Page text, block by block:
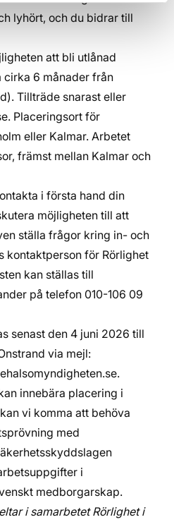
lyhört, och du bidrar till
att bli utlånad
cirka 6 månader från
Tillträde snarast eller
Placeringsort för
eller Kalmar. Arbetet
främst mellan Kalmar och
i första hand din
möjligheten till att
ställa frågor kring in- och
kontaktperson för Rörlighet
kan ställas till
på telefon 010-106 09
senast den 4 juni 2026 till
via mejl:
.
innebära placering i
vi komma att behöva
med
i
medborgarskap.
i samarbetet Rörlighet i